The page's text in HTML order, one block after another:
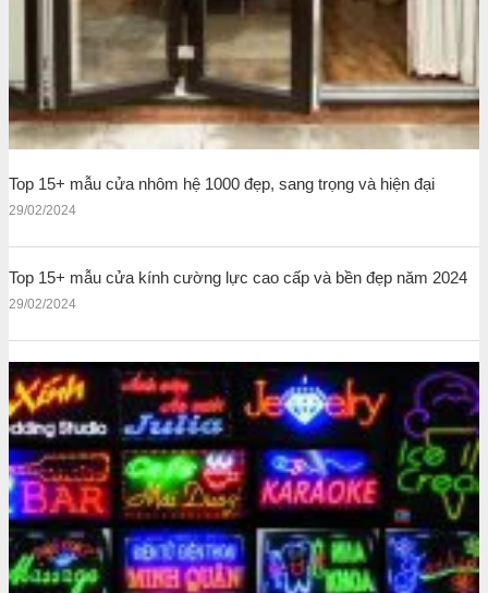
Top 15+ mẫu cửa nhôm hệ 1000 đẹp, sang trọng và hiện đại
29/02/2024
Top 15+ mẫu cửa kính cường lực cao cấp và bền đẹp năm 2024
29/02/2024